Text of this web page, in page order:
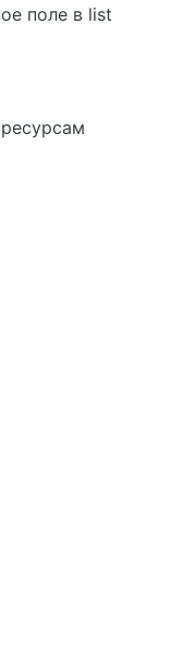
поле в list